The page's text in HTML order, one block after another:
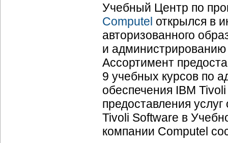
Учебный Центр по
Computel открылся в
авторизованного
и администрированию
Ассортимент
9 учебных курсов по
обеспечения IBM
предоставления
Tivoli Software в
компании Computel